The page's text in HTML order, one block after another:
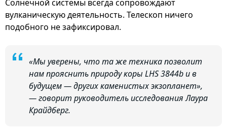
Солнечной системы всегда сопровождают
вулканическую деятельность. Телескоп ничего
подобного не зафиксировал.
«Мы уверены, что та же техника позволит
нам прояснить природу коры LHS 3844b и в
будущем — других каменистых экзопланет»,
— говорит руководитель исследования Лаура
Крайдберг.